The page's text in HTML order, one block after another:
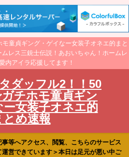
童貞ギング・ゲイなー女装子オネエ的まと
レス三銃士伝説！あおいちゃん！ホームレ
内アイラ応援してます！
ダッフル2！！50
チホモ童貞ギン
ー女装子オネエ的
とめ速報
等へアクセス、閲覧、こちらのサービス
営できています＞本日は足元が悪い中ご